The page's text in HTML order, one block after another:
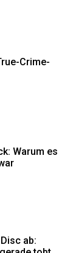
Crime-
Warum es
ab: